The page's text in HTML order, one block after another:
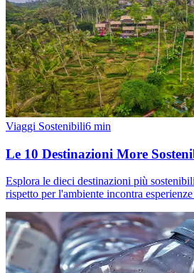
Viaggi Sostenibili6 min
Le 10 Destinazioni More
Esplora le dieci destinazioni più
rispetto per l'ambiente incontra